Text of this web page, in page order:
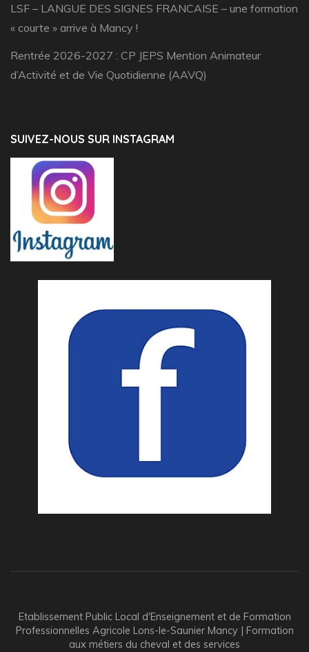
LSF – LANGUE DES SIGNES FRANCAISE – une formation
« courte » arrive à Mancy !
Rentrée 2026-2027 : CP JEPS Mention Animateur
d’Activité et de Vie Quotidienne (AAVQ)
SUIVEZ-NOUS SUR INSTAGRAM
Etablissement Public Local d'Enseignement et de Formation
Professionnelles Agricole Lons-le-Saunier Mancy | Formation
aux métiers du cheval et des services